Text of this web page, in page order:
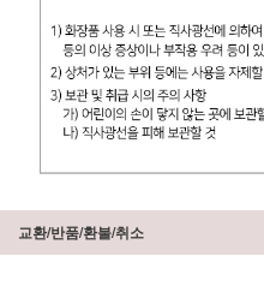
교환/반품/환불/취소